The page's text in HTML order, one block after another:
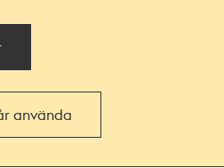
använda